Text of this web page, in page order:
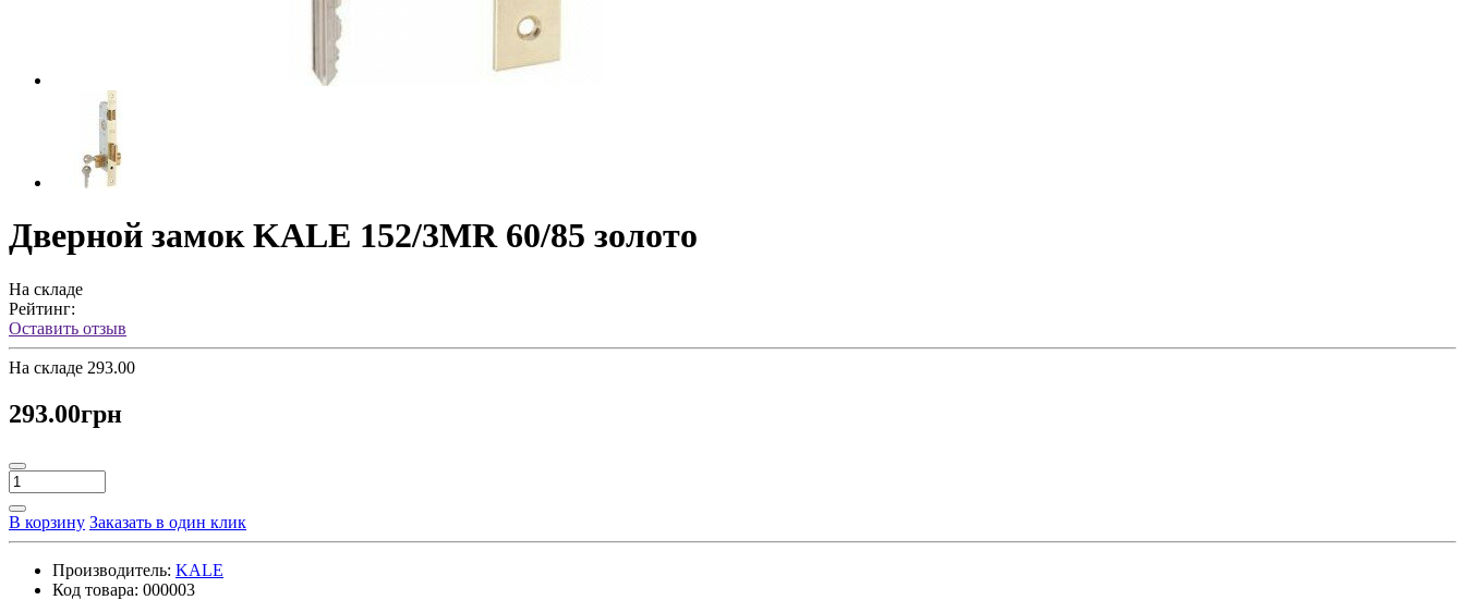
Дверной замок KALE 152/3MR 60/85 золото
На складе
Рейтинг:
Оставить отзыв
На складе 293.00
293.00грн
В корзину Заказать в один клик
Производитель: KALE
Код товара: 000003